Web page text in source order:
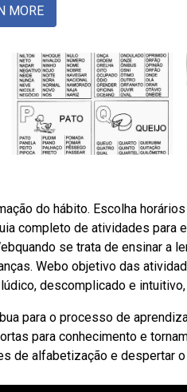
MORE
do hábito. Escolha
completo de atividades para
se trata de ensinar a
Webo objetivo das
descomplicado e
para o processo de
para conhecimento e
de alfabetização e despertar